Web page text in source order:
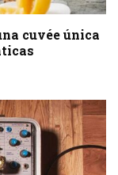
cuvée única